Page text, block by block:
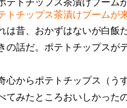
トチップス茶漬けブームが
は昔、おかずはないが白飯
の話だ。ポテトチップスが
心からポテトチップス（う
てみたところおいしかった